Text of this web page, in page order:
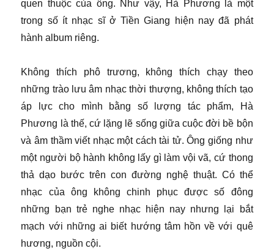
quen thuộc của ông. Như vậy, Hà Phương là một
trong số ít nhạc sĩ ở Tiền Giang hiện nay đã phát
hành album riêng.
Không thích phô trương, không thích chạy theo
những trào lưu âm nhạc thời thượng, không thích tạo
áp lực cho mình bằng số lượng tác phẩm, Hà
Phương là thế, cứ lặng lẽ sống giữa cuộc đời bề bộn
và âm thầm viết nhạc một cách tài tử. Ông giống như
một người bộ hành không lấy gì làm vội vã, cứ thong
thả dạo bước trên con đường nghệ thuật. Có thể
nhạc của ông không chinh phục được số đông
những bạn trẻ nghe nhạc hiện nay nhưng lại bắt
mạch với những ai biết hướng tâm hồn về với quê
hương, nguồn cội.